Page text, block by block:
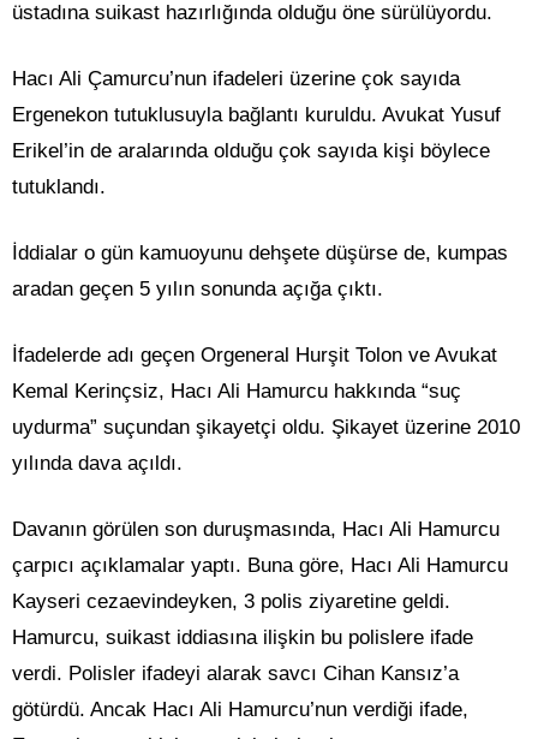
üstadına suikast hazırlığında olduğu öne sürülüyordu.
Hacı Ali Çamurcu’nun ifadeleri üzerine çok sayıda
Ergenekon tutuklusuyla bağlantı kuruldu. Avukat Yusuf
Erikel’in de aralarında olduğu çok sayıda kişi böylece
tutuklandı.
İddialar o gün kamuoyunu dehşete düşürse de, kumpas
aradan geçen 5 yılın sonunda açığa çıktı.
İfadelerde adı geçen Orgeneral Hurşit Tolon ve Avukat
Kemal Kerinçsiz, Hacı Ali Hamurcu hakkında “suç
uydurma” suçundan şikayetçi oldu. Şikayet üzerine 2010
yılında dava açıldı.
Davanın görülen son duruşmasında, Hacı Ali Hamurcu
çarpıcı açıklamalar yaptı. Buna göre, Hacı Ali Hamurcu
Kayseri cezaevindeyken, 3 polis ziyaretine geldi.
Hamurcu, suikast iddiasına ilişkin bu polislere ifade
verdi. Polisler ifadeyi alarak savcı Cihan Kansız’a
götürdü. Ancak Hacı Ali Hamurcu’nun verdiği ifade,